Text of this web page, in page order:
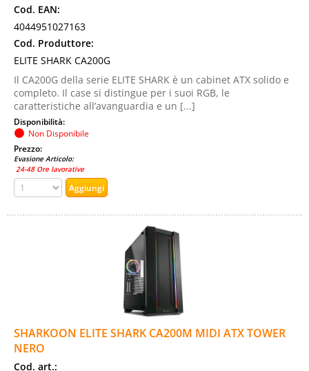
Cod. EAN:
4044951027163
Cod. Produttore:
ELITE SHARK CA200G
Il CA200G della serie ELITE SHARK è un cabinet ATX solido e
completo. Il case si distingue per i suoi RGB, le
caratteristiche all’avanguardia e un [...]
Disponibilità:
Non Disponibile
Prezzo:
Evasione Articolo:
24-48 Ore lavorative
SHARKOON ELITE SHARK CA200M MIDI ATX TOWER
NERO
Cod. art.: